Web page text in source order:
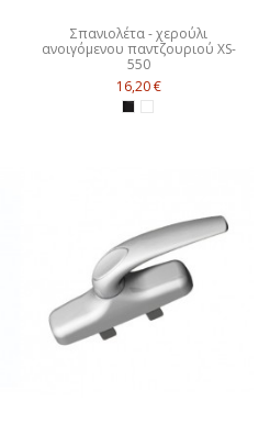
Σπανιολέτα - χερούλι
ανοιγόμενου παντζουριού XS-
550
16,20 €